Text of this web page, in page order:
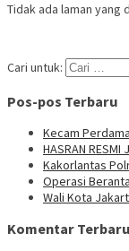
Tidak ada laman yang
Cari untuk:
Pos-pos Terbaru
Kecam
HASRAN RESMI
Kakorlantas
Operasi
Wali Kota
Komentar Terbaru